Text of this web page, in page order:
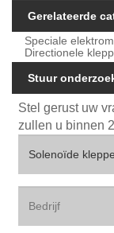
Gerelateerde
Speciale
Directionele
Stuur
Stel gerust uw
zullen u binnen